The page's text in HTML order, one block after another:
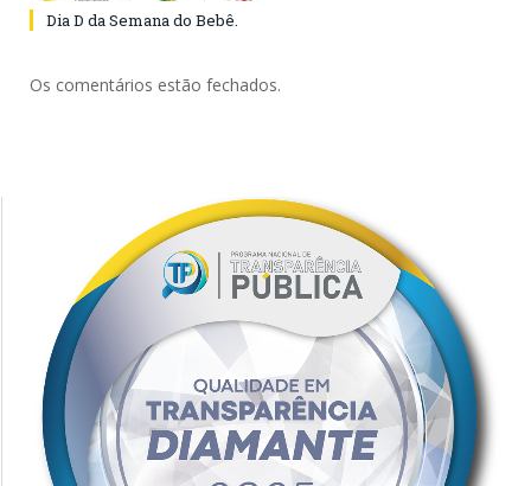
Dia D da Semana do Bebê.
Os comentários estão fechados.